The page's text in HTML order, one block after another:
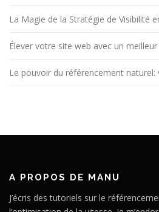
La Magie de la Stratégie de Visibilité
Élever votre site web avec un
Le pouvoir du référencement naturel:
A PROPOS DE MANU
J’écris des tutoriels sur le